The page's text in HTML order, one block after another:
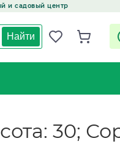
и садовый центр
Найти
30;